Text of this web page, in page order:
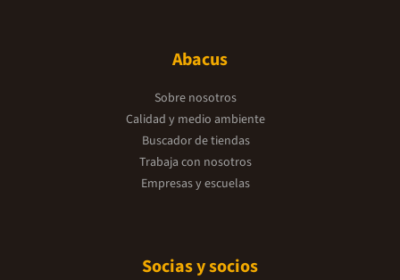
Abacus
Sobre nosotros
Calidad y medio ambiente
Buscador de tiendas
Trabaja con nosotros
Empresas y escuelas
Socias y socios